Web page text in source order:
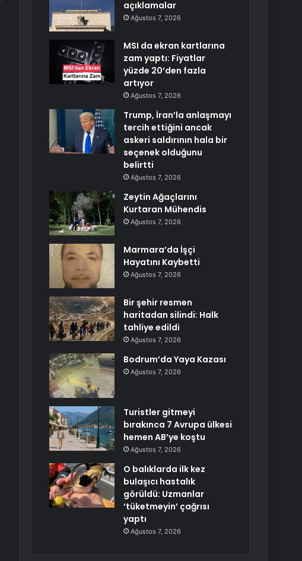
açıklamalar
Ağustos 7, 2026
MSI da ekran kartlarına
zam yaptı: Fiyatlar
yüzde 20’den fazla
artıyor
Ağustos 7, 2026
Trump, İran’la anlaşmayı
tercih ettiğini ancak
askeri saldırının hala bir
seçenek olduğunu
belirtti
Ağustos 7, 2026
Zeytin Ağaçlarını
Kurtaran Mühendis
Ağustos 7, 2026
Marmara’da İşçi
Hayatını Kaybetti
Ağustos 7, 2026
Bir şehir resmen
haritadan silindi: Halk
tahliye edildi
Ağustos 7, 2026
Bodrum’da Yaya Kazası
Ağustos 7, 2026
Turistler gitmeyi
bırakınca 7 Avrupa ülkesi
hemen AB’ye koştu
Ağustos 7, 2026
O balıklarda ilk kez
bulaşıcı hastalık
görüldü: Uzmanlar
‘tüketmeyin’ çağrısı
yaptı
Ağustos 7, 2026